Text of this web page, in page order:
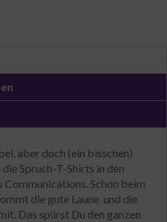
aber doch (ein bisschen)
Spruch-T-Shirts in den
Communications. Schon beim
die gute Laune und die
Das spürst Du den ganzen